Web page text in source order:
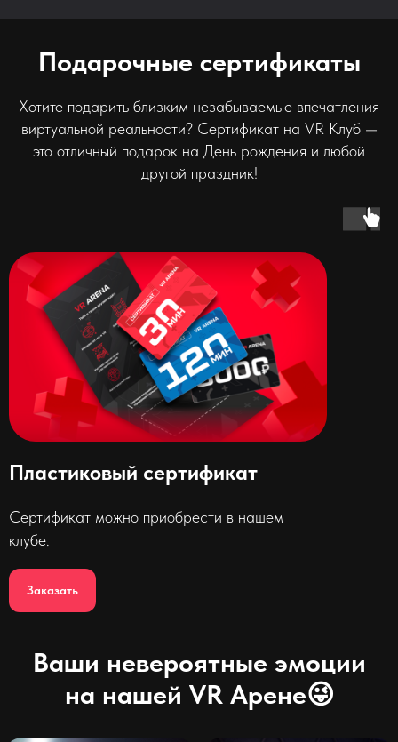
Подарочные сертификаты
Хотите подарить близким незабываемые впечатления
виртуальной реальности? Сертификат на VR Клуб —
это отличный подарок на День рождения и любой
другой праздник!
Пластиковый сертификат
Сертификат можно приобрести в нашем
клубе.
Заказать
Ваши невероятные эмоции
на нашей VR Арене😜